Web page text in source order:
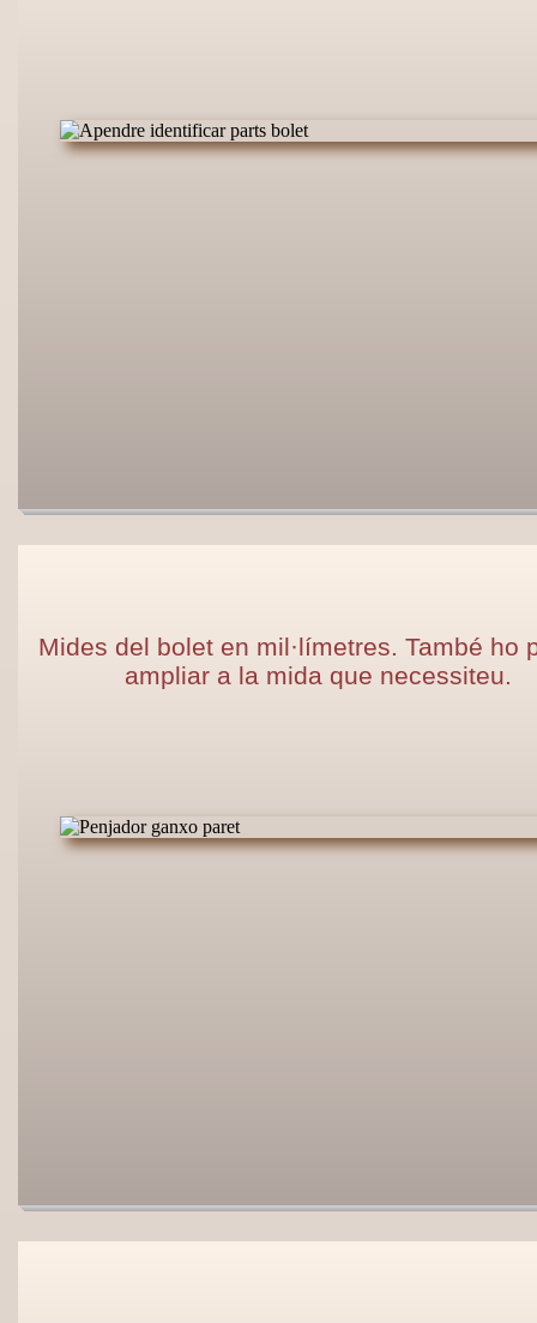
Mides del bolet en mil·límetres. També ho
ampliar a la mida que necessiteu.